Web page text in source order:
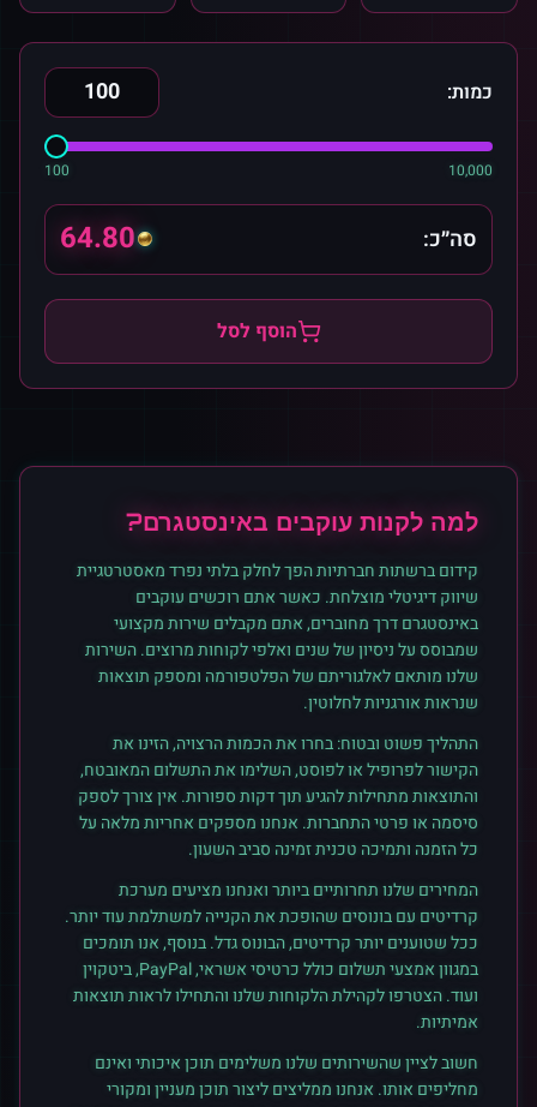
כמות:
100 10,000
סה״כ: 64.80
הוסף לסל
למה לקנות עוקבים באינסטגרם?
קידום ברשתות חברתיות הפך לחלק בלתי נפרד מאסטרטגיית
שיווק דיגיטלי מוצלחת. כאשר אתם רוכשים עוקבים
באינסטגרםדרך מחוברים, אתם מקבלים שירות מקצועי
שמבוסס על ניסיון של שנים ואלפי לקוחות מרוצים. השירות
שלנו מותאם לאלגוריתם של הפלטפורמה ומספק תוצאות
שנראות אורגניות לחלוטין.
התהליך פשוט ובטוח: בחרו את הכמות הרצויה, הזינו את
הקישור לפרופיל או לפוסט, השלימו את התשלום המאובטח,
והתוצאות מתחילות להגיע תוך דקות ספורות. אין צורך לספק
סיסמה או פרטי התחברות. אנחנו מספקים אחריות מלאה על
כל הזמנה ותמיכה טכנית זמינה סביב השעון.
המחירים שלנו תחרותיים ביותר ואנחנו מציעים מערכת
קרדיטים עם בונוסים שהופכת את הקנייה למשתלמת עוד יותר.
ככל שטוענים יותר קרדיטים, הבונוס גדל. בנוסף, אנו תומכים
במגוון אמצעי תשלום כולל כרטיסי אשראי, PayPal, ביטקוין
ועוד. הצטרפו לקהילת הלקוחות שלנו והתחילו לראות תוצאות
אמיתיות.
חשוב לציין שהשירותים שלנו משלימים תוכן איכותי ואינם
מחליפים אותו. אנחנו ממליצים ליצור תוכן מעניין ומקורי